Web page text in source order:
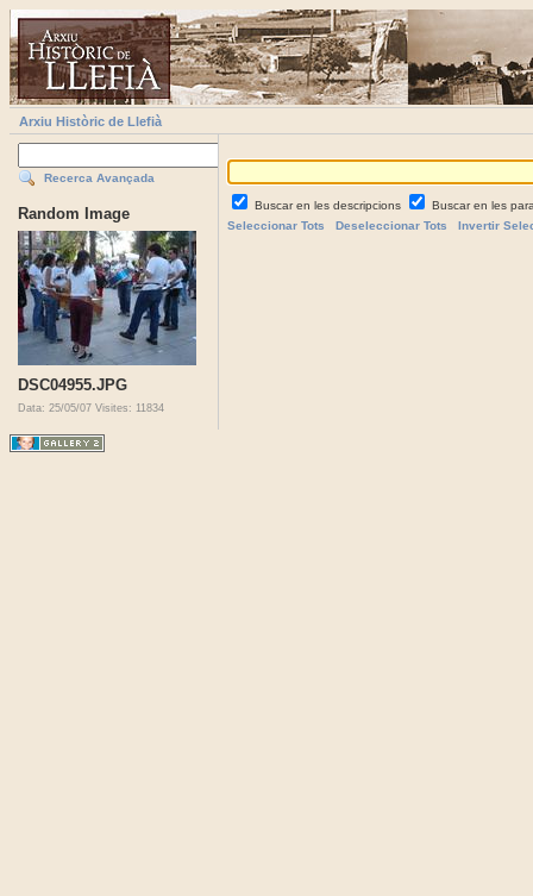
Arxiu Històric de Llefià
Recerca Avançada
Random Image
DSC04955.JPG
Data: 25/05/07 Visites: 11834
Buscar en les descripcions
Buscar en les
Seleccionar Tots
Deseleccionar Tots Invertir